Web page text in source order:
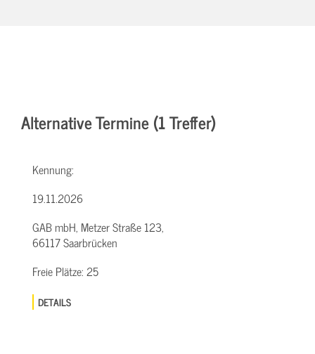
Alternative Termine (1 Treffer)
Kennung:
19.11.2026
GAB mbH, Metzer Straße 123,
66117 Saarbrücken
Freie Plätze:25
DETAILS